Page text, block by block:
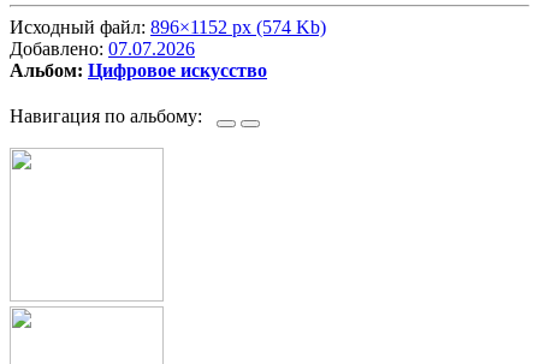
Исходный файл: 896×1152 px (574 Kb)
Добавлено: 07.07.2026
Альбом: Цифровое искусство
Навигация по альбому: